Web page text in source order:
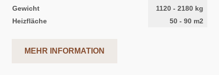
Gewicht
1120 - 2180 kg
Heizfläche
50 - 90 m2
MEHR INFORMATION